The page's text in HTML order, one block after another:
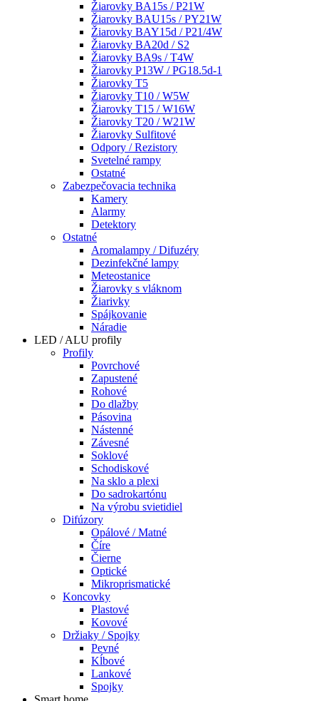
Žiarovky BA15s / P21W
Žiarovky BAU15s / PY21W
Žiarovky BAY15d / P21/4W
Žiarovky BA20d / S2
Žiarovky BA9s / T4W
Žiarovky P13W / PG18.5d-1
Žiarovky T5
Žiarovky T10 / W5W
Žiarovky T15 / W16W
Žiarovky T20 / W21W
Žiarovky Sulfitové
Odpory / Rezistory
Svetelné rampy
Ostatné
Zabezpečovacia technika
Kamery
Alarmy
Detektory
Ostatné
Aromalampy / Difuzéry
Dezinfekčné lampy
Meteostanice
Žiarovky s vláknom
Žiarivky
Spájkovanie
Náradie
LED / ALU profily
Profily
Povrchové
Zapustené
Rohové
Do dlažby
Pásovina
Nástenné
Závesné
Soklové
Schodiskové
Na sklo a plexi
Do sadrokartónu
Na výrobu svietidiel
Difúzory
Opálové / Matné
Číre
Čierne
Optické
Mikroprismatické
Koncovky
Plastové
Kovové
Držiaky / Spojky
Pevné
Kĺbové
Lankové
Spojky